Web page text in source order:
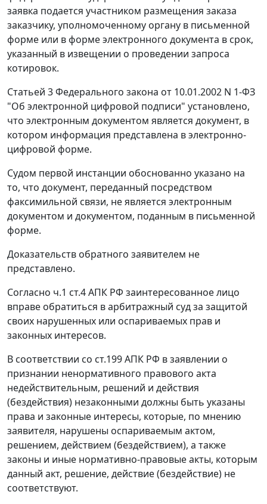
заявка подается участником размещения заказа
заказчику, уполномоченному органу в письменной
форме или в форме электронного документа в срок,
указанный в извещении о проведении запроса
котировок.
Статьей 3Федерального закона от 10.01.2002 N 1-ФЗ
"Об электронной цифровой подписи" установлено,
что электронным документом является документ, в
котором информация представлена в электронно-
цифровой форме.
Судом первой инстанции обоснованно указано на
то, что документ, переданный посредством
факсимильной связи, не является электронным
документом и документом, поданным в письменной
форме.
Доказательств обратного заявителем не
представлено.
Согласно ч.1 ст.4АПК РФ заинтересованное лицо
вправе обратиться в арбитражный суд за защитой
своих нарушенных или оспариваемых прав и
законных интересов.
В соответствии со ст.199АПК РФ в заявлении о
признании ненормативного правового акта
недействительным, решений и действия
(бездействия) незаконными должны быть указаны
права и законные интересы, которые, по мнению
заявителя, нарушены оспариваемым актом,
решением, действием (бездействием), а также
законы и иные нормативно-правовые акты, которым
данный акт, решение, действие (бездействие) не
соответствуют.